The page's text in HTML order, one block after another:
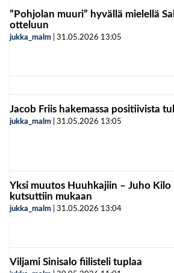
”Pohjolan muuri” hyvällä mielellä
otteluun
jukka_malm 31.05.2026 13:05
Jacob Friis hakemassa positiivista
jukka_malm 31.05.2026 13:05
Yksi muutos Huuhkajiin – Juho Kilo
kutsuttiin mukaan
jukka_malm 31.05.2026 13:04
Viljami Sinisalo fiilisteli tuplaa